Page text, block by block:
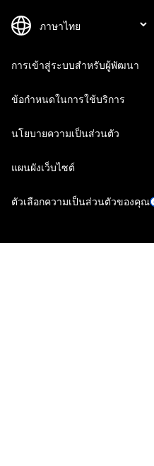
การเข้าสู่ระบบสำหรับผู้พัฒนา
ข้อกำหนดในการใช้บริการ
นโยบายความเป็นส่วนตัว
แผนผังเว็บไซต์
ตัวเลือกความเป็นส่วนตัวของคุณ